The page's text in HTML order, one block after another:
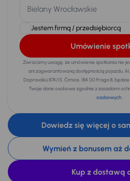
Jestem firmą / przedsiębiorcą
Umówienie
Zwracamy uwagę, że umówienie spotkania nie
ani zagwarantowaną dostępnością pojazdu.
Dopraváků 874/15, Čimice, 184 00 Praga 8,
Twoje dane osobowe zgodnie z zasadami
osobowych.
Dowiedz się więcej o
Wymień z bonusem aż
Kup z dostawą